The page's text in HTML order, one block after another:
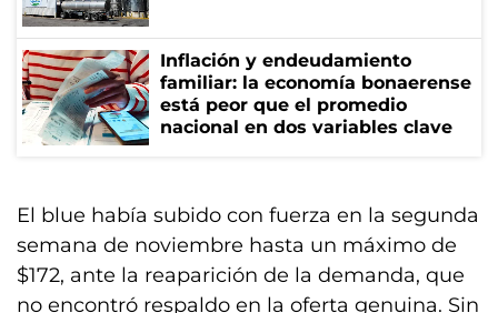
Inflación y endeudamiento
familiar: la economía bonaerense
está peor que el promedio
nacional en dos variables clave
El blue había subido con fuerza en la segunda
semana de noviembre hasta un máximo de
$172, ante la reaparición de la demanda, que
no encontró respaldo en la oferta genuina. Sin